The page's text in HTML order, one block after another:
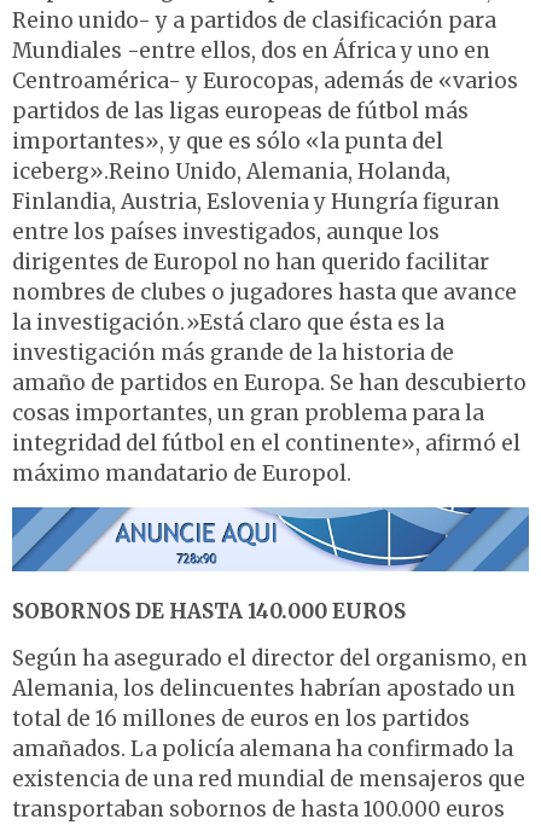
Reino unido- y a partidos de clasificación para
Mundiales -entre ellos, dos en África y uno en
Centroamérica- y Eurocopas, además de «varios
partidos de las ligas europeas de fútbol más
importantes», y que es sólo «la punta del
iceberg».Reino Unido, Alemania, Holanda,
Finlandia, Austria, Eslovenia y Hungría figuran
entre los países investigados, aunque los
dirigentes de Europol no han querido facilitar
nombres de clubes o jugadores hasta que avance
la investigación.»Está claro que ésta es la
investigación más grande de la historia de
amaño de partidos en Europa. Se han descubierto
cosas importantes, un gran problema para la
integridad del fútbol en el continente», afirmó el
máximo mandatario de Europol.
SOBORNOS DE HASTA 140.000 EUROS
Según ha asegurado el director del organismo, en
Alemania, los delincuentes habrían apostado un
total de 16 millones de euros en los partidos
amañados. La policía alemana ha confirmado la
existencia de una red mundial de mensajeros que
transportaban sobornos de hasta 100.000 euros